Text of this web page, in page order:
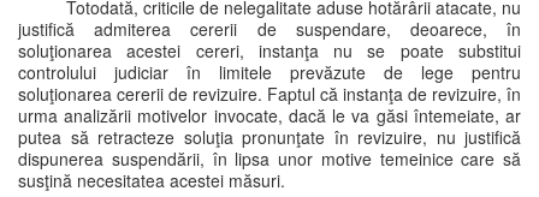
Totodată, criticile de nelegalitate aduse hotărârii atacate, nu
justifică admiterea cererii de suspendare, deoarece, în
soluţionarea acestei cereri, instanţa nu se poate substitui
controlului judiciar în limitele prevăzute de lege pentru
soluţionarea cererii de revizuire. Faptul că instanţa de revizuire, în
urma analizării motivelor invocate, dacă le va găsi întemeiate, ar
putea să retracteze soluţia pronunţate în revizuire, nu justifică
dispunerea suspendării, în lipsa unor motive temeinice care să
susţină necesitatea acestei măsuri.